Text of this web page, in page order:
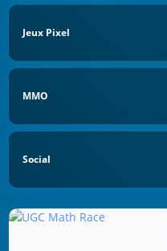
Jeux Pixel
MMO
Social